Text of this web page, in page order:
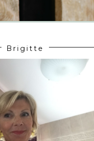
Brigitte